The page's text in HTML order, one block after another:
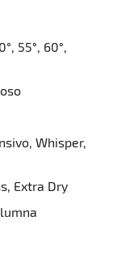
55°, 60°,
Whisper,
Extra Dry